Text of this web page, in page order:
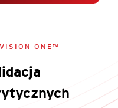
ONE™